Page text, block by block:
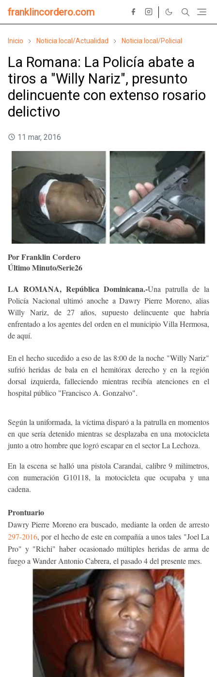
franklincordero.com
Inicio Noticia local/Actualidad Noticia local/Policial
La Romana: La Policía abate a
tiros a "Willy Nariz", presunto
delincuente con extenso rosario
delictivo
11 mar, 2016
Por Franklin Cordero
Último Minuto/Serie26
LA ROMANA, República Dominicana.-Una patrulla de la
Policía Nacional ultimó anoche a Dawry Pierre Moreno, alias
Willy Nariz, de 27 años, supuesto delincuente que habría
enfrentado a los agentes del orden en el municipio Villa Hermosa,
de aquí.
En el hecho sucedido a eso de las 8:00 de la noche "Willy Nariz"
sufrió heridas de bala en el hemitórax derecho y en la región
dorsal izquierda, falleciendo mientras recibía atenciones en el
hospital público "Francisco A. Gonzalvo".
Según la uniformada, la víctima disparó a la patrulla en momentos
en que sería detenido mientras se desplazaba en una motocicleta
junto a otro hombre que logró escapar en el sector La Lechoza.
En la escena se halló una pistola Carandai, calibre 9 milímetros,
con numeración G10118, la motocicleta que ocupaba y una
cadena.
Prontuario
Dawry Pierre Moreno erabuscado, mediante la orden de arresto
297-2016, por el hecho de este en compañía a unos tales "Joel La
Pro" y "Richi" haber ocasionado múltiples heridas de arma de
fuego a Wander Antonio Cabrera, el pasado 4 del presente mes.